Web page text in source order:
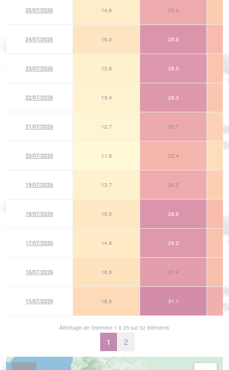
25/07/2026 14.6 25.4
24/07/2026 16.0 28.8
23/07/2026 13.8 28.5
22/07/2026 13.4 28.3
21/07/2026 12.7 25.7
20/07/2026 11.6 23.4
19/07/2026 13.7 25.2
18/07/2026 15.5 28.8
17/07/2026 14.8 28.2
16/07/2026 16.5 27.4
15/07/2026 18.0 31.1
Affichage de l'élement 1 à 25 sur 32 éléments
1 2